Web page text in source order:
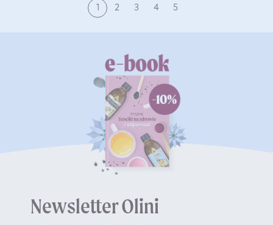
1 2 3 4 5
Newsletter Olini